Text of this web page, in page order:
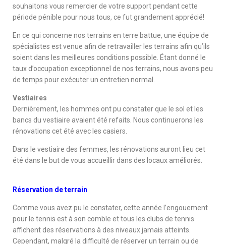
souhaitons vous remercier de votre support pendant cette
période pénible pour nous tous, ce fut grandement apprécié!
En ce qui concerne nos terrains en terre battue, une équipe de
spécialistes est venue afin de retravailler les terrains afin qu’ils
soient dans les meilleures conditions possible. Étant donné le
taux d’occupation exceptionnel de nos terrains, nous avons peu
de temps pour exécuter un entretien normal.
Vestiaires
Dernièrement, les hommes ont pu constater que le sol et les
bancs du vestiaire avaient été refaits. Nous continuerons les
rénovations cet été avec les casiers.
Dans le vestiaire des femmes, les rénovations auront lieu cet
été dans le but de vous accueillir dans des locaux améliorés.
Réservation de terrain
Comme vous avez pu le constater, cette année l’engouement
pour le tennis est à son comble et tous les clubs de tennis
affichent des réservations à des niveaux jamais atteints.
Cependant, malgré la difficulté de réserver un terrain ou de